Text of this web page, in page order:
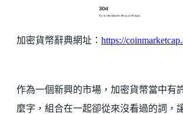
加密貨幣辭典網址： https://
作為一個新興的市場，加密貨幣當中有
麼字，組合在一起卻從來沒看過的詞，